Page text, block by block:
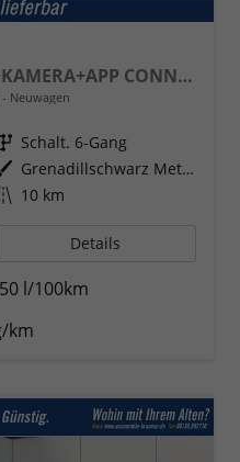
Prime ACC+SHZ+KLIMA+KAMERA+APP CONNECT+LED+17" ALU
Neuwagen
Getriebe Schalt. 6-Gang
Außenfarbe
Grenadillschwarz Metallic
Kilometerstand 10 km
Details
l/100km
km